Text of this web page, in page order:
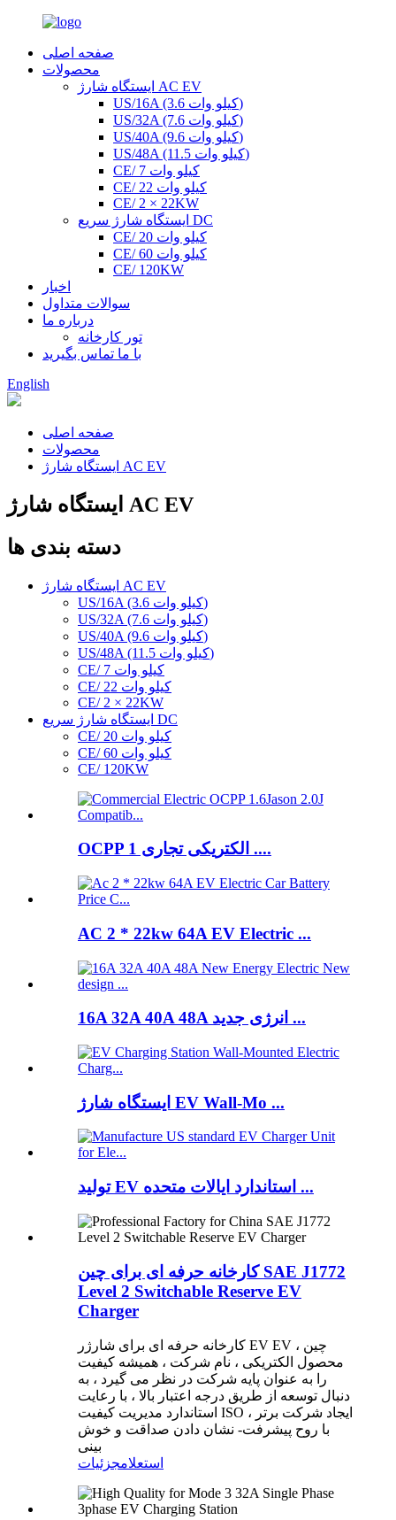
صفحه اصلی
محصولات
ایستگاه شارژ AC EV
US/16A (3.6 کیلو وات)
US/32A (7.6 کیلو وات)
US/40A (9.6 کیلو وات)
US/48A (11.5 کیلو وات)
CE/ 7 کیلو وات
CE/ 22 کیلو وات
CE/ 2 × 22KW
ایستگاه شارژ سریع DC
CE/ 20 کیلو وات
CE/ 60 کیلو وات
CE/ 120KW
اخبار
سوالات متداول
درباره ما
تور کارخانه
با ما تماس بگیرید
English
صفحه اصلی
محصولات
ایستگاه شارژ AC EV
ایستگاه شارژ AC EV
دسته بندی ها
ایستگاه شارژ AC EV
US/16A (3.6 کیلو وات)
US/32A (7.6 کیلو وات)
US/40A (9.6 کیلو وات)
US/48A (11.5 کیلو وات)
CE/ 7 کیلو وات
CE/ 22 کیلو وات
CE/ 2 × 22KW
ایستگاه شارژ سریع DC
CE/ 20 کیلو وات
CE/ 60 کیلو وات
CE/ 120KW
OCPP الکتریکی تجاری 1 ....
AC 2 * 22kw 64A EV Electric ...
16A 32A 40A 48A انرژی جدید ...
ایستگاه شارژ EV Wall-Mo ...
تولید EV استاندارد ایالات متحده ...
کارخانه حرفه ای برای چین SAE J1772
Level 2 Switchable Reserve EV
Charger
کارخانه حرفه ای برای شارژر EV EV چین ،
محصول الکتریکی ، نام شرکت ، همیشه کیفیت
را به عنوان پایه شرکت در نظر می گیرد ، به
دنبال توسعه از طریق درجه اعتبار بالا ، با رعایت
استاندارد مدیریت کیفیت ISO ، ایجاد شرکت برتر
با روح پیشرفت- نشان دادن صداقت و خوش
بینی
استعلامجزئیات